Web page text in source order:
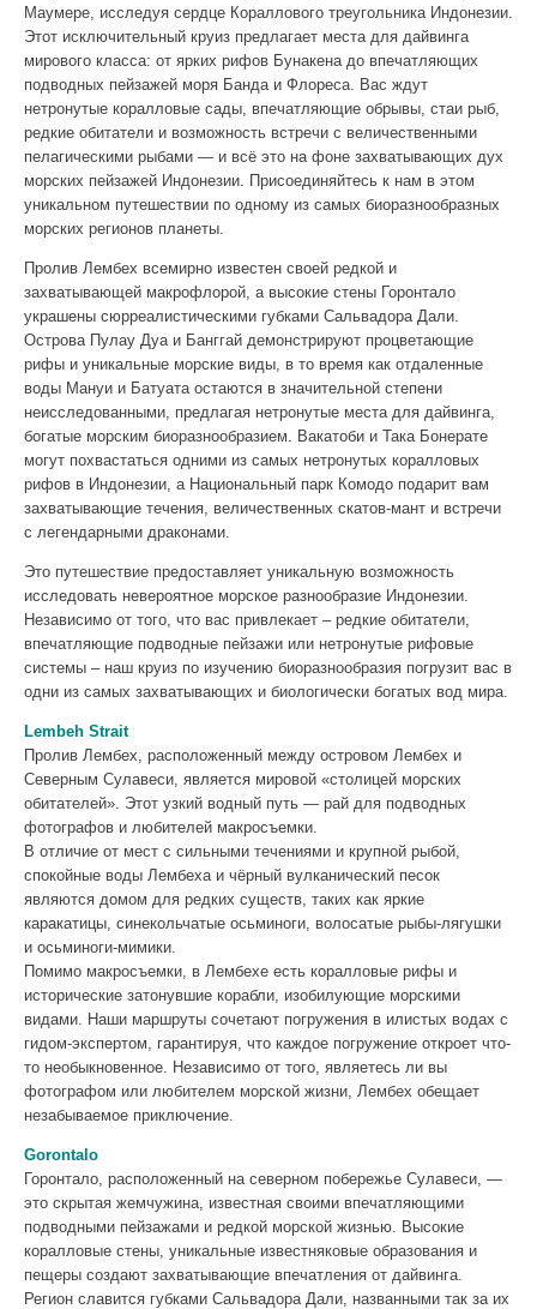
Маумере, исследуя сердце Кораллового треугольника Индонезии.
Этот исключительный круиз предлагает места для дайвинга
мирового класса: от ярких рифов Бунакена до впечатляющих
подводных пейзажей моря Банда и Флореса. Вас ждут
нетронутые коралловые сады, впечатляющие обрывы, стаи рыб,
редкие обитатели и возможность встречи с величественными
пелагическими рыбами — и всё это на фоне захватывающих дух
морских пейзажей Индонезии. Присоединяйтесь к нам в этом
уникальном путешествии по одному из самых биоразнообразных
морских регионов планеты.
Пролив Лембех всемирно известен своей редкой и
захватывающей макрофлорой, а высокие стены Горонтало
украшены сюрреалистическими губками Сальвадора Дали.
Острова Пулау Дуа и Банггай демонстрируют процветающие
рифы и уникальные морские виды, в то время как отдаленные
воды Мануи и Батуата остаются в значительной степени
неисследованными, предлагая нетронутые места для дайвинга,
богатые морским биоразнообразием. Вакатоби и Така Бонерате
могут похвастаться одними из самых нетронутых коралловых
рифов в Индонезии, а Национальный парк Комодо подарит вам
захватывающие течения, величественных скатов-мант и встречи
с легендарными драконами.
Это путешествие предоставляет уникальную возможность
исследовать невероятное морское разнообразие Индонезии.
Независимо от того, что вас привлекает – редкие обитатели,
впечатляющие подводные пейзажи или нетронутые рифовые
системы – наш круиз по изучению биоразнообразия погрузит вас в
одни из самых захватывающих и биологически богатых вод мира.
Lembeh Strait
Пролив Лембех, расположенный между островом Лембех и
Северным Сулавеси, является мировой «столицей морских
обитателей». Этот узкий водный путь — рай для подводных
фотографов и любителей макросъемки.
В отличие от мест с сильными течениями и крупной рыбой,
спокойные воды Лембеха и чёрный вулканический песок
являются домом для редких существ, таких как яркие
каракатицы, синекольчатые осьминоги, волосатые рыбы-лягушки
и осьминоги-мимики.
Помимо макросъемки, в Лембехе есть коралловые рифы и
исторические затонувшие корабли, изобилующие морскими
видами. Наши маршруты сочетают погружения в илистых водах с
гидом-экспертом, гарантируя, что каждое погружение откроет что-
то необыкновенное. Независимо от того, являетесь ли вы
фотографом или любителем морской жизни, Лембех обещает
незабываемое приключение.
Gorontalo
Горонтало, расположенный на северном побережье Сулавеси, —
это скрытая жемчужина, известная своими впечатляющими
подводными пейзажами и редкой морской жизнью. Высокие
коралловые стены, уникальные известняковые образования и
пещеры создают захватывающие впечатления от дайвинга.
Регион славится губками Сальвадора Дали, названными так за их